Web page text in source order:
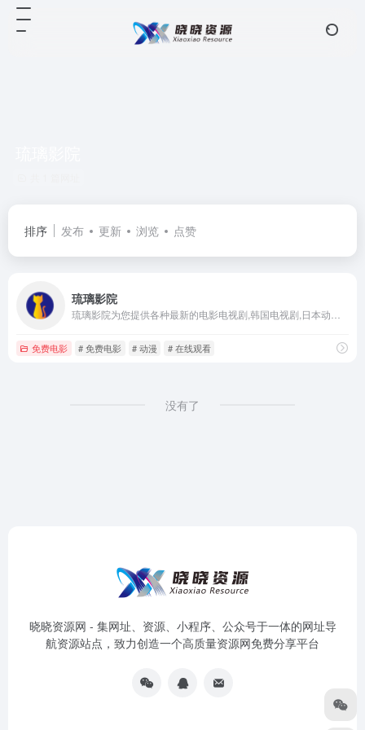
排序 发布 更新 浏览 点赞
琉璃影院
免费电影 # 免费电影 # 动漫 # 在线观看
没有了
晓晓资源网 - 集网址、资源、小程序、公众号于一体的网址导
航资源站点，致力创造一个高质量资源网免费分享平台